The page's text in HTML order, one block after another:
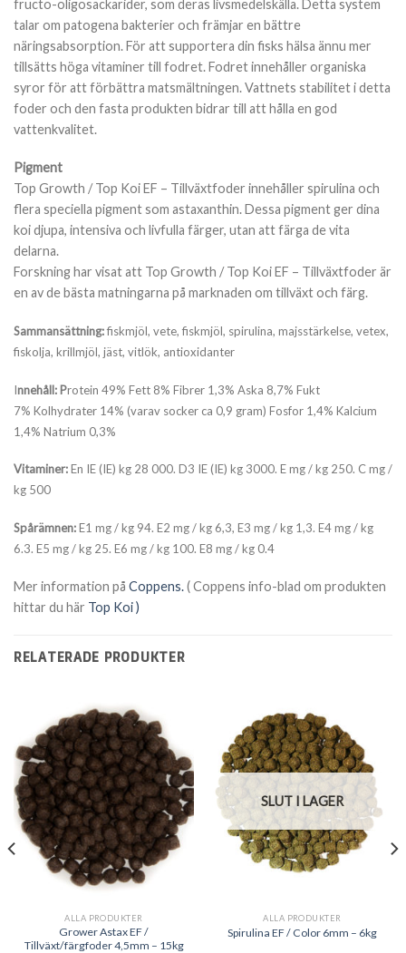
fructo-oligosackarider, som deras livsmedelskälla. Detta system
talar om patogena bakterier och främjar en bättre
näringsabsorption. För att supportera din fisks hälsa ännu mer
tillsätts höga vitaminer till fodret. Fodret innehåller organiska
syror för att förbättra matsmältningen. Vattnets stabilitet i detta
foder och den fasta produkten bidrar till att hålla en god
vattenkvalitet.
Pigment
Top Growth / Top Koi EF – Tillväxtfoder innehåller spirulina och
flera speciella pigment som astaxanthin. Dessa pigment ger dina
koi djupa, intensiva och livfulla färger, utan att färga de vita
delarna.
Forskning har visat att Top Growth / Top Koi EF – Tillväxtfoder är
en av de bästa matningarna på marknaden om tillväxt och färg.
Sammansättning:fiskmjöl, vete, fiskmjöl, spirulina, majsstärkelse, vetex,
fiskolja, krillmjöl, jäst, vitlök, antioxidanter
Innehåll: Protein 49% Fett 8% Fibrer 1,3% Aska 8,7% Fukt
7% Kolhydrater 14% (varav socker ca 0,9 gram) Fosfor 1,4% Kalcium
1,4% Natrium 0,3%
Vitaminer:En IE (IE) kg 28 000. D3 IE (IE) kg 3000. E mg / kg 250. C mg /
kg 500
Spårämnen:E1 mg / kg 94. E2 mg / kg 6,3, E3 mg / kg 1,3. E4 mg / kg
6.3. E5 mg / kg 25. E6 mg / kg 100. E8 mg / kg 0.4
Mer information på Coppens.( Coppens info-blad om produkten
hittar du här Top Koi )
RELATERADE PRODUKTER
ALLA PRODUKTER
Grower Astax EF /
Tillväxt/färgfoder 4,5mm – 15kg
SLUT I LAGER
ALLA PRODUKTER
Spirulina EF / Color 6mm – 6kg